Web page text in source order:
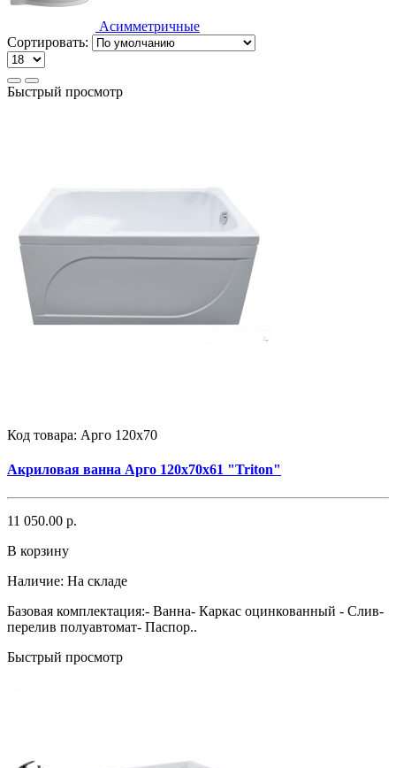
Асимметричные
Сортировать:
Быстрый просмотр
Код товара: Арго 120x70
Акриловая ванна Арго 120x70x61 "Triton"
11 050.00 р.
В корзину
Наличие: На складе
Базовая комплектация:- Ванна- Каркас оцинкованный - Слив-
перелив полуавтомат- Паспор..
Быстрый просмотр